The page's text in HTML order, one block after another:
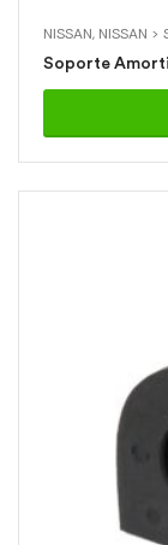
NISSAN, NISSAN >